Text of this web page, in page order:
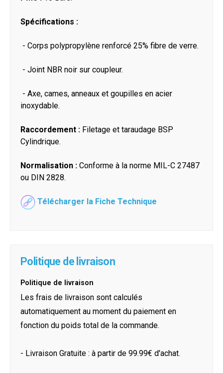
Spécifications :
- Corps polypropylène renforcé 25% fibre de verre.
- Joint NBR noir sur coupleur.
- Axe, cames, anneaux et goupilles en acier
inoxydable.
Raccordement : Filetage et taraudage BSP
Cylindrique.
Normalisation : Conforme à la norme MIL-C 27487
ou DIN 2828.
Télécharger la Fiche Technique
Politique de livraison
Politique de livraison
Les frais de livraison sont calculés
automatiquement au moment du paiement en
fonction du poids total de la commande.
- Livraison Gratuite : à partir de 99.99€ d'achat.